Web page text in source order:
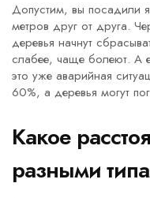
Допустим, вы посадили
метров друг от друга.
деревья начнут
слабее, чаще болеют. А
это уже аварийная
60%, а деревья могут
Какое
разными